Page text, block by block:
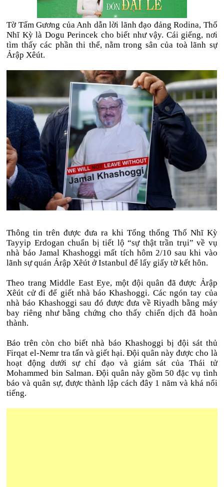
Tờ Tấm Gương của Anh dẫn lời lãnh đạo đảng Rodina, Thổ
Nhĩ Kỳ là Dogu Perincek cho biết như vậy. Cái giếng, nơi
tìm thấy các phần thi thể, nằm trong sân của toà lãnh sự
Ảrập Xêút.
Thông tin trên được đưa ra khi Tổng thống Thổ Nhĩ Kỳ
Tayyip Erdogan chuẩn bị tiết lộ “sự thật trần trụi” về vụ
nhà báo Jamal Khashoggi mất tích hôm 2/10 sau khi vào
lãnh sự quán Ảrập Xêút ở Istanbul để lấy giấy tờ kết hôn.
Theo trang Middle East Eye, một đội quân đã được Ảrập
Xêút cử đi để giết nhà báo Khashoggi. Các ngón tay của
nhà báo Khashoggi sau đó được đưa về Riyadh bằng máy
bay riêng như bằng chứng cho thấy chiến dịch đã hoàn
thành.
Báo trên còn cho biết nhà báo Khashoggi bị đội sát thủ
Firqat el-Nemr tra tấn và giết hại. Đội quân này được cho là
hoạt động dưới sự chỉ đạo và giám sát của Thái tử
Mohammed bin Salman. Đội quân này gồm 50 đặc vụ tình
báo và quân sự, được thành lập cách đây 1 năm và khá nổi
tiếng.